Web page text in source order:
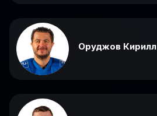
Оруджов Кирилл